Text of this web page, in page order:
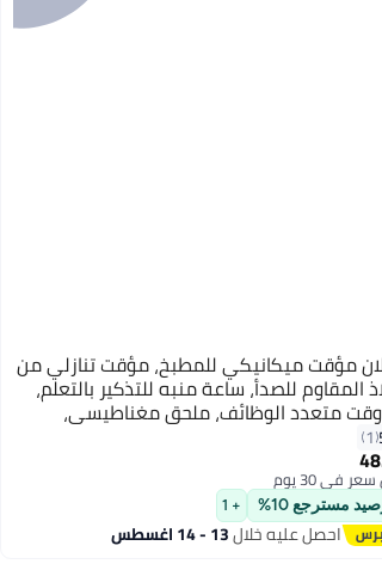
مؤقت ميكانيكي للمطبخ، مؤقت تنازلي من
المقاوم للصدأ، ساعة منبه للتذكير بالتعلم،
متعدد الوظائف، ملحق مغناطيسي،
الطبخ، سطح أملس 1
في 30 يوم
في 30 يوم
مسترجع 10% + 1
احصل عليه خلال13 - 14 اغسطس